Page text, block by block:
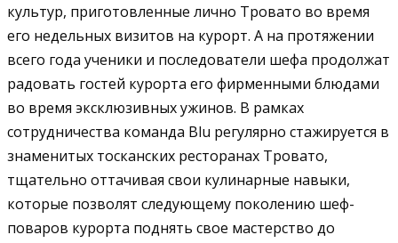
культур, приготовленные лично Тровато во время
его недельных визитов на курорт. А на протяжении
всего года ученики и последователи шефа продолжат
радовать гостей курорта его фирменными блюдами
во время эксклюзивных ужинов. В рамках
сотрудничества команда Blu регулярно стажируется в
знаменитых тосканских ресторанах Тровато,
тщательно оттачивая свои кулинарные навыки,
которые позволят следующему поколению шеф-
поваров курорта поднять свое мастерство до